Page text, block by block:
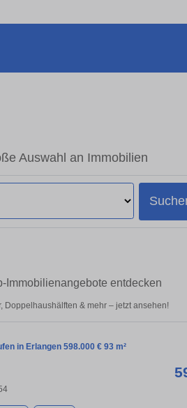
Auswahl an Immobilien
Immobilienangebote entdecken
& mehr – jetzt ansehen!
in Erlangen 598.000 € 93 m²